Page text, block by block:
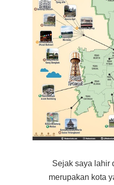
Sejak saya lahir
merupakan kota